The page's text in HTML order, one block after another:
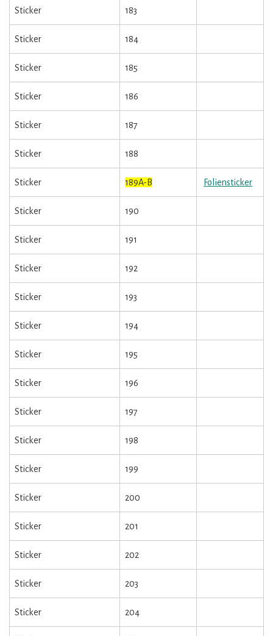
Sticker 183
Sticker 184
Sticker 185
Sticker 186
Sticker 187
Sticker 188
Sticker 189A-B Foliensticker
Sticker 190
Sticker 191
Sticker 192
Sticker 193
Sticker 194
Sticker 195
Sticker 196
Sticker 197
Sticker 198
Sticker 199
Sticker 200
Sticker 201
Sticker 202
Sticker 203
Sticker 204